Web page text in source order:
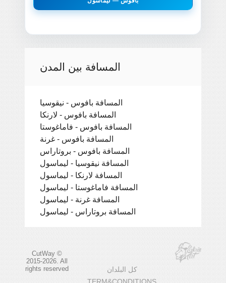
المسافة بين المدن
المسافة بافوس - نيقوسيا
المسافة بافوس - لارنكا
المسافة بافوس - فاماغوستا
المسافة بافوس - غرنة
المسافة بافوس - بروتاراس
المسافة نيقوسيا - ليماسول
المسافة لارنكا - ليماسول
المسافة فاماغوستا - ليماسول
المسافة غرنة - ليماسول
المسافة بروتاراس - ليماسول
CutWay ©
2015-2026. All
rights reserved
كل البلدان